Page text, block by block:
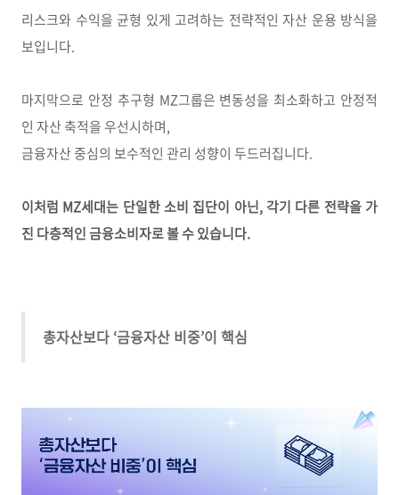
리스크와 수익을 균형 있게 고려하는 전략적인 자산 운용 방식을
보입니다.
마지막으로 안정 추구형 MZ그룹은 변동성을 최소화하고 안정적
인 자산 축적을 우선시하며,
금융자산 중심의 보수적인 관리 성향이 두드러집니다.
이처럼 MZ세대는 단일한 소비 집단이 아닌, 각기 다른 전략을 가
진 다층적인 금융소비자로 볼 수 있습니다.
총자산보다 ‘금융자산 비중’이 핵심